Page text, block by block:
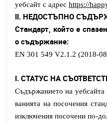
уебсайт с адрес https://
II. НЕДОСТЪПНО
Стандарт, който е
о съдържание:
EN 301 549 V2.1.2 (2018-
I. СТАТУС НА
Съдържанието на уебсайта
ванията на посочения
изключения посочени по-